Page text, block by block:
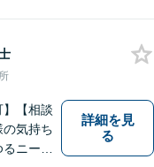
】【相談
気持ち
ニーズ
詳細を見
る